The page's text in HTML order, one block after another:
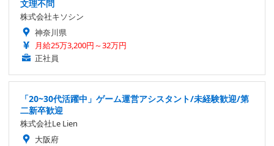
文理不問
株式会社キソシン
神奈川県
月給25万3,200円～32万円
正社員
「20~30代活躍中」ゲーム運営アシスタント/未経験歓迎/第
二新卒歓迎
株式会社Le Lien
大阪府